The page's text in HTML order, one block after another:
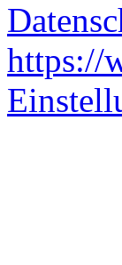
https://